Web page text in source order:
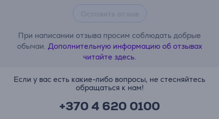
При написании отзыва просим соблюдать добрые
обычаи. Дополнительную информацию об отзывах
читайте здесь.
Если у вас есть какие-либо вопросы, не стесняйтесь
обращаться к нам!
+370 4 620 0100